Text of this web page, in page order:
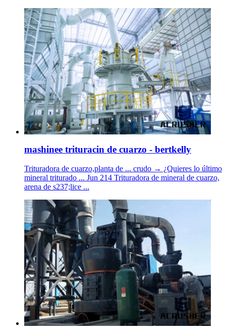
mashinee trituracin de cuarzo - bertkelly
Trituradora de cuarzo,planta de ... crudo → ¿Quieres lo último
mineral triturado ... Jun 214 Trituradora de mineral de cuarzo,
arena de s237;lice ...